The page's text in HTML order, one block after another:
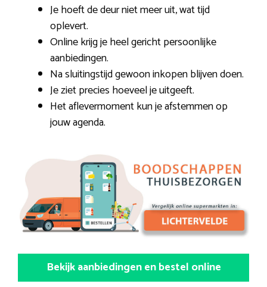
Je hoeft de deur niet meer uit, wat tijd
oplevert.
Online krijg je heel gericht persoonlijke
aanbiedingen.
Na sluitingstijd gewoon inkopen blijven doen.
Je ziet precies hoeveel je uitgeeft.
Het aflevermoment kun je afstemmen op
jouw agenda.
Bekijk aanbiedingen en bestel online